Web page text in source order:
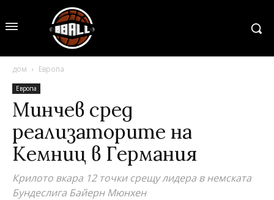
дом Европа
Европа
Минчев сред
реализаторите на
Кемниц в Германия
Крилото вкара 12 точки срещу лидера в немската
Бундеслига Байерн Мюнхен